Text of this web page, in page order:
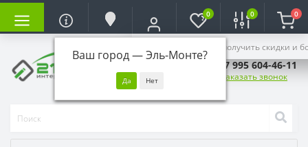
Ваш город —Эль-Монте?
Войдите, чтобы получить скидки и
0 0 0
+7 995 604-46-11
Заказать звонок